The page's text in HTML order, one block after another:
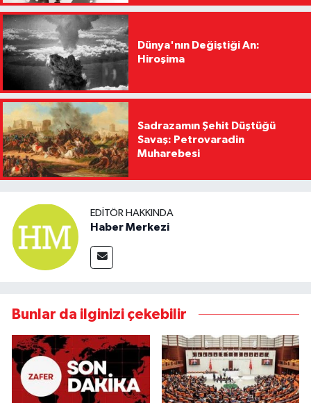
Dünya'nın Değiştiği An:
Hiroşima
Sadrazamın Şehit Düştüğü
Savaş: Petrovaradin
Muharebesi
EDITÖR HAKKINDA
Haber Merkezi
Bunlar da ilginizi çekebilir